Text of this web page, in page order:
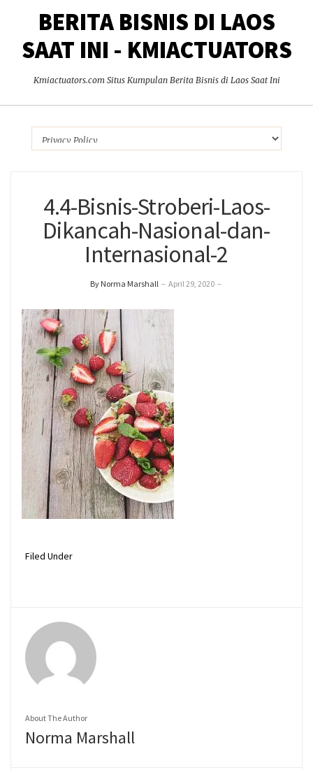
BERITA BISNIS DI LAOS
SAAT INI - KMIACTUATORS
Kmiactuators.com Situs Kumpulan Berita Bisnis di Laos Saat Ini
4.4-Bisnis-Stroberi-Laos-
Dikancah-Nasional-dan-
Internasional-2
By Norma Marshall – April 29, 2020 –
Filed Under
About The Author
Norma Marshall